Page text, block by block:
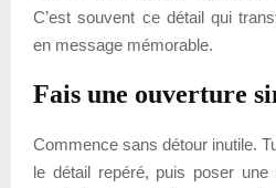
C’est souvent ce détail qui
en message mémorable.
Fais une ouverture
Commence sans détour inutile.
le détail repéré, puis poser une